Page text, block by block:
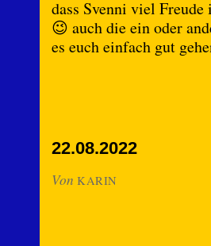
dass Svenni viel
😉 auch die ein oder
es euch einfach gut
22.08.2022
Von KARIN